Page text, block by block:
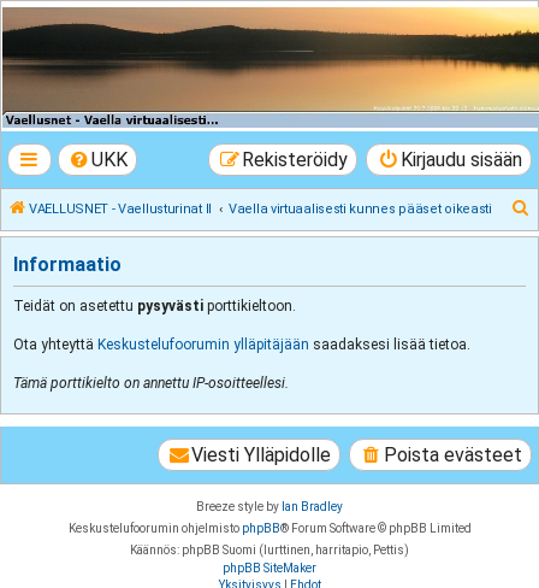
VAELLUSNET -
Vaellusturinat II
UKK Kirjaudu sisään
Rekisteröidy
VAELLUSNET - Vaellusturinat II Vaella virtuaalisesti kunnes pääset oikeasti
t
Informaatio
Teidät on asetettu pysyvästi porttikieltoon.
Ota yhteyttä Keskustelufoorumin ylläpitäjään saadaksesi lisää tietoa.
Tämä porttikielto on annettu IP-osoitteellesi.
Poista evästeet
Viesti Ylläpidolle
Breeze style by Ian Bradley
Keskustelufoorumin ohjelmisto phpBB® Forum Software © phpBB Limited
Käännös: phpBB Suomi (lurttinen, harritapio, Pettis)
phpBB SiteMaker